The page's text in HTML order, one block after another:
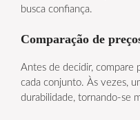
busca confiança.
Comparação de
Antes de decidir, compare
cada conjunto. Às vezes,
durabilidade, tornando-se